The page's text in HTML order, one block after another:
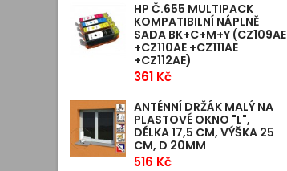
HP Č.655 MULTIPACK
KOMPATIBILNÍ NÁPLNĚ
SADA BK+C+M+Y (CZ109AE
+CZ110AE +CZ111AE
+CZ112AE)
361 Kč
ANTÉNNÍ DRŽÁK MALÝ NA
PLASTOVÉ OKNO "L",
DÉLKA 17,5 CM, VÝŠKA 25
CM, D 20MM
516 Kč